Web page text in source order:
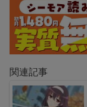
関連記事